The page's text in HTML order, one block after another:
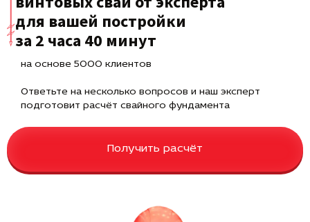
для вашей постройки
за 2 часа 40 минут
на основе 5000 клиентов
Ответьте на несколько вопросов и наш эксперт
подготовит расчёт свайного фундамента
Получить расчёт